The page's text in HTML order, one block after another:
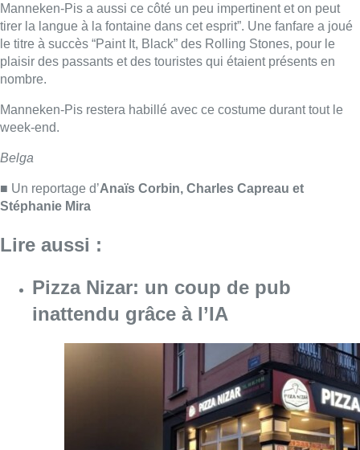
Lire aussi :
Pizza Nizar: un coup de pub
inattendu grâce à l’IA
Consulter l'article "Pizza Nizar: un coup de